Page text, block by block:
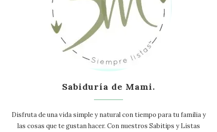
Sabiduría de Mami.
Disfruta de una vida simple y natural con tiempo para tu familia y
las cosas que te gustan hacer. Con nuestros Sabitips y Listas